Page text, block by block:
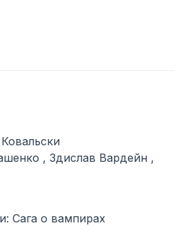
, Здислав Вардейн ,
Сага о вампирах